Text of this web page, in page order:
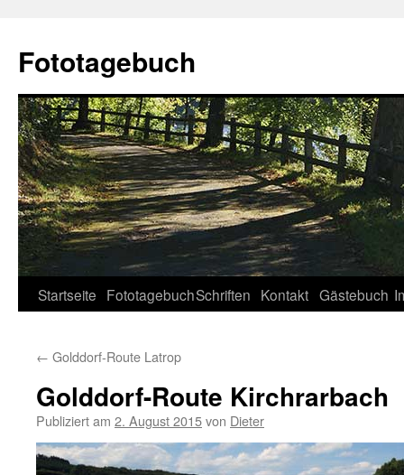
Fototagebuch
Startseite FototagebuchSchriften Kontakt Gästebuch
← Golddorf-Route Latrop
Golddorf-Route Kirchrarbach
Publiziert am 2. August 2015von Dieter